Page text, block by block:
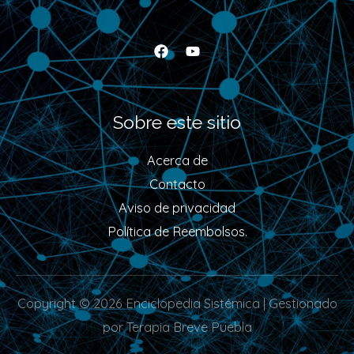
Sobre este sitio
Acerca de
Contacto
Aviso de privacidad
Política de Reembolsos.
Copyright © 2026 Enciclopedia Sistémica | Gestionado
por Terapia Breve Puebla